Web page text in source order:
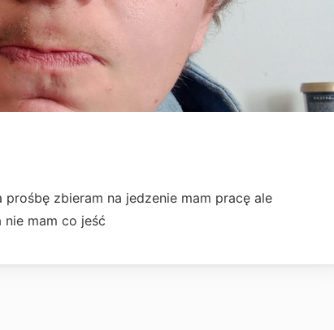
zbieram na jedzenie mam pracę ale
nie mam co jeść